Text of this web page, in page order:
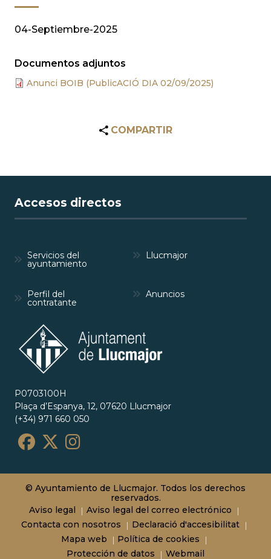
04-Septiembre-2025
Documentos adjuntos
Anunci BOIB (PublicACIÓ DIA 02/09/2025)
COMPARTIR
Accesos directos
Servicios del
ayuntamiento
Llucmajor
Perfil del
contratante
Anuncios
P0703100H
Plaça d’Espanya, 12, 07620 Llucmajor
(+34) 971 660 050
© Ayuntamiento de Llucmajor. Todos los derechos
reservados.
Aviso legal
Aviso legal del correo electrónico
Contacta con nosotros
Declaració d'accesibilitat
Mapa web
Política de cookies
Protección de datos
Webmail